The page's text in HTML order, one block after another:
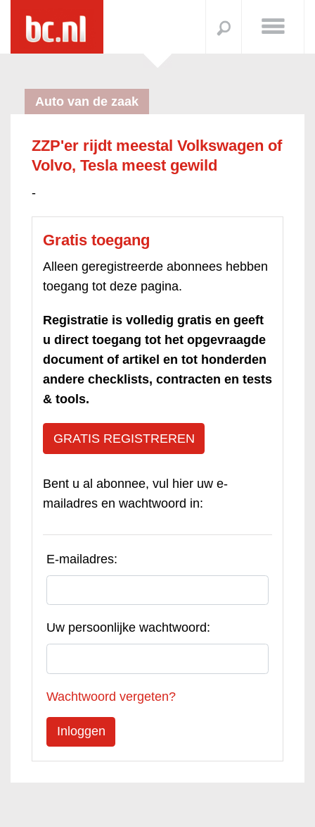
Auto van de zaak
ZZP'er rijdt meestal Volkswagen of
Volvo, Tesla meest gewild
-
Gratis toegang
Alleen geregistreerde abonnees hebben
toegang tot deze pagina.
Registratie is volledig gratis en geeft
u direct toegang tot het opgevraagde
document of artikel en tot honderden
andere checklists, contracten en tests
& tools.
GRATIS REGISTREREN
Bent u al abonnee, vul hier uw e-
mailadres en wachtwoord in:
E-mailadres:
Uw persoonlijke wachtwoord:
Wachtwoord vergeten?